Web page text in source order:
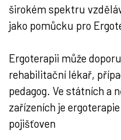
širokém spektru
jako pomůcku pro
Ergoterapii může
rehabilitační lékař,
pedagog. Ve státních a
zařízeních je
pojišťoven